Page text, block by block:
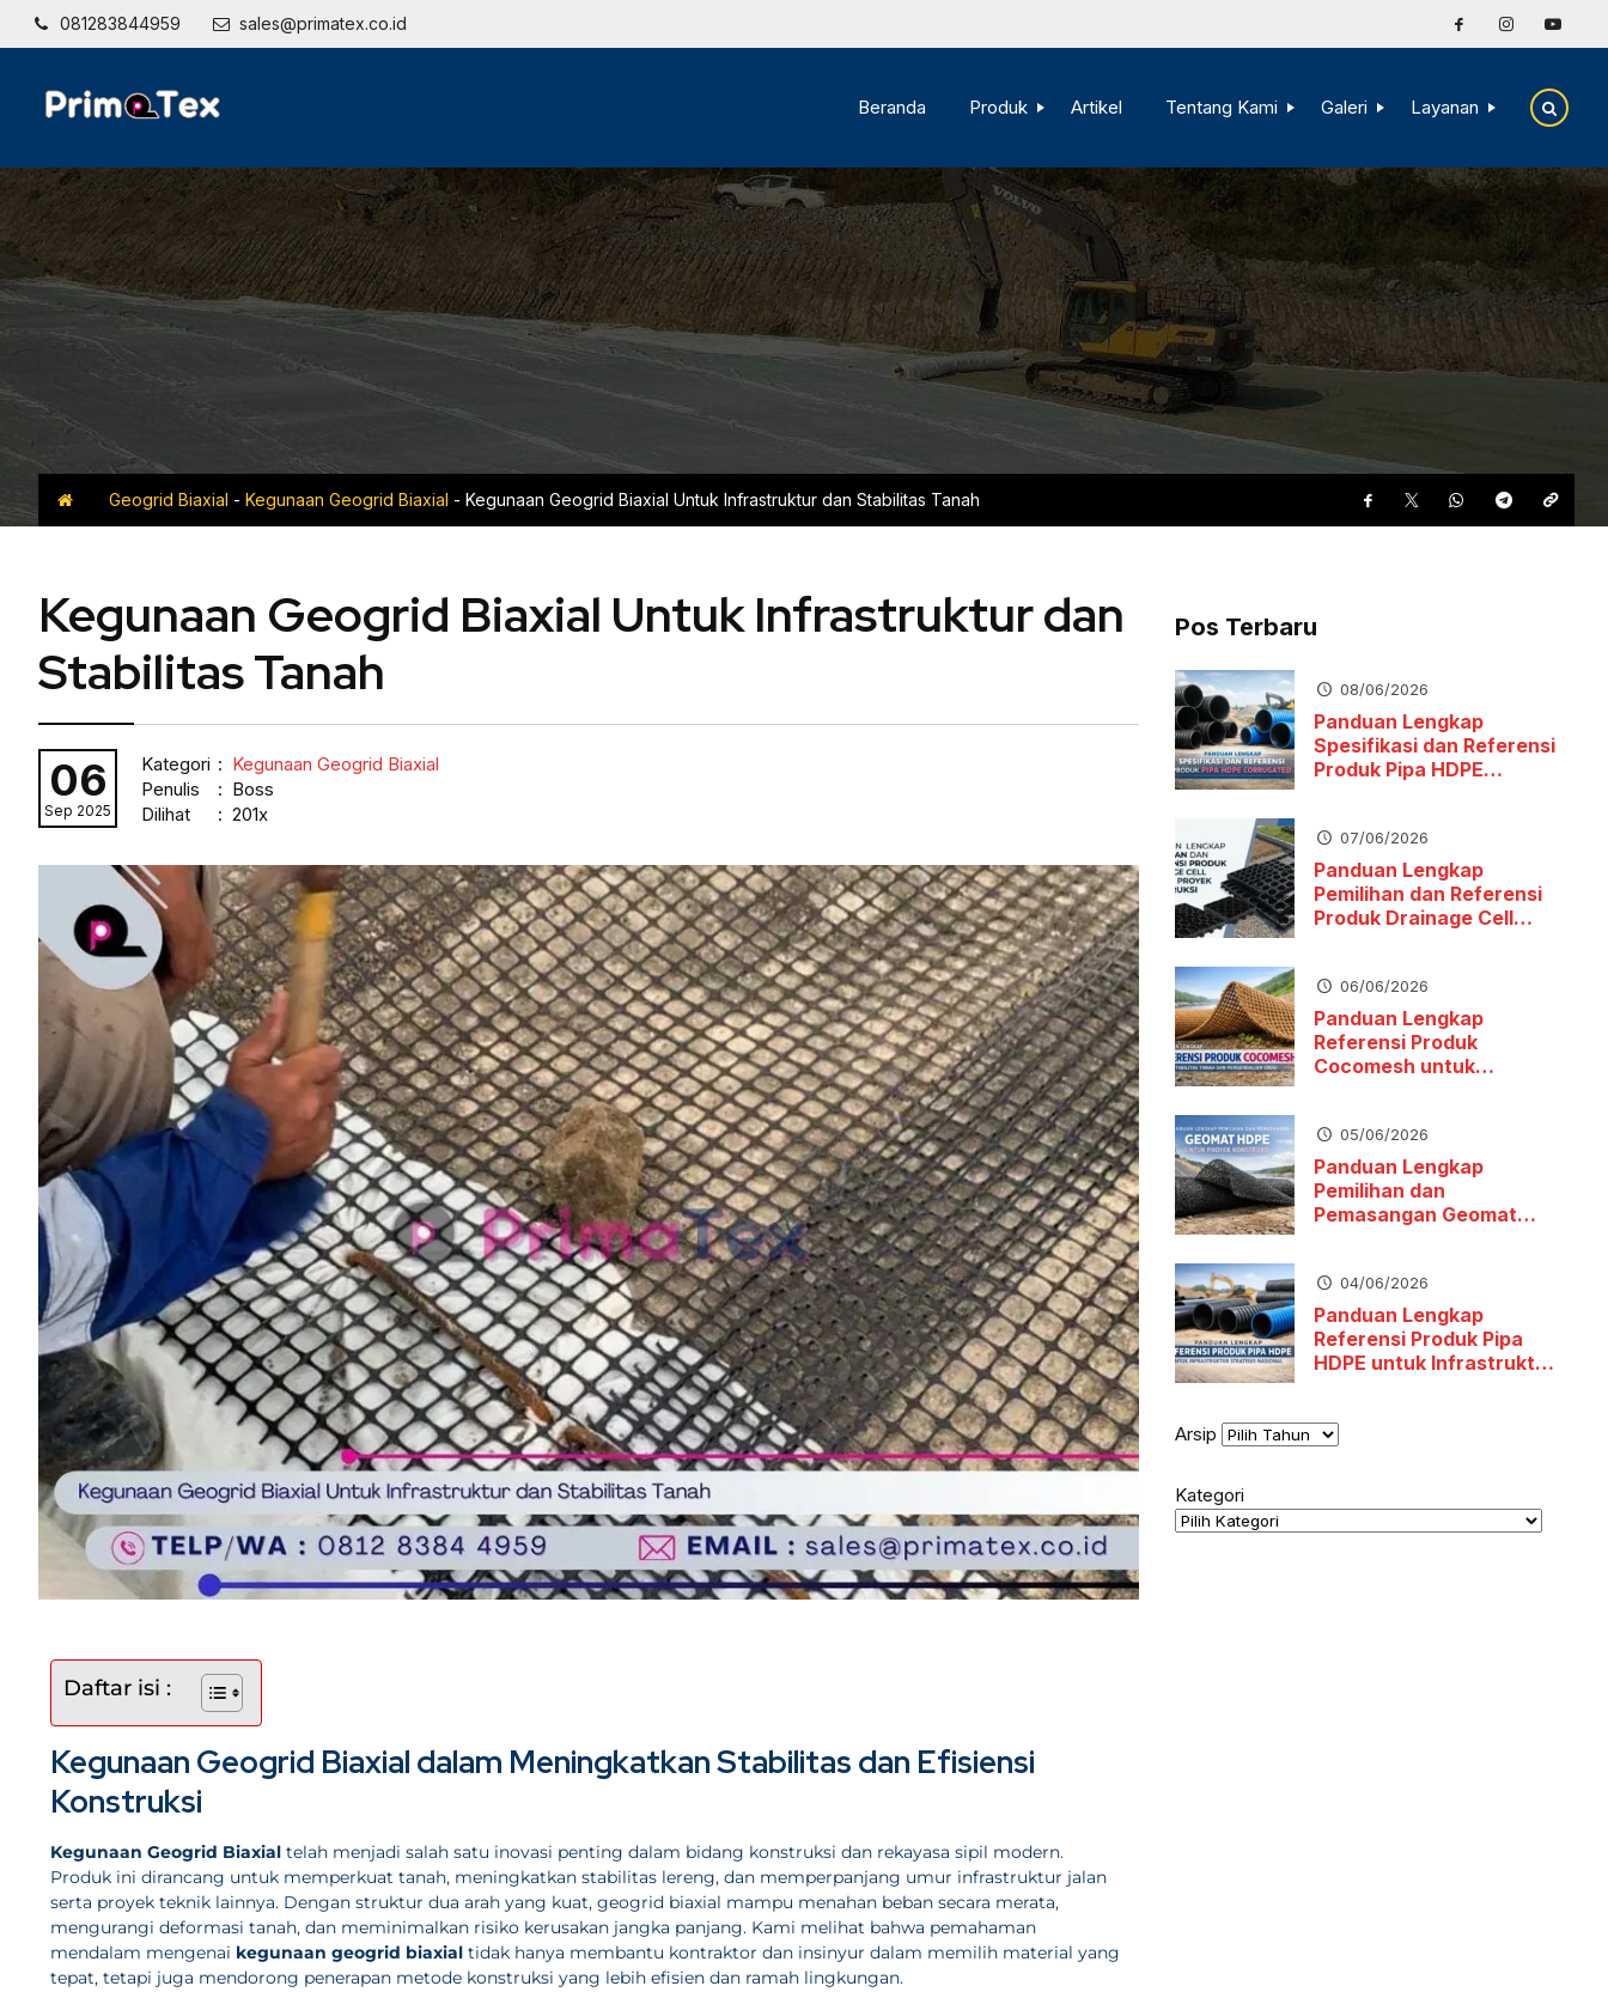
081283844959 sales@primatex.co.id
Beranda Produk Artikel Tentang Kami Galeri Layanan
Geogrid Biaxial - Kegunaan Geogrid Biaxial - Kegunaan Geogrid Biaxial Untuk Infrastruktur dan Stabilitas Tanah
Kegunaan Geogrid Biaxial Untuk Infrastruktur dan
Stabilitas Tanah
06
Sep 2025
Kategori : Kegunaan Geogrid Biaxial
Penulis
: Boss
Dilihat
: 201x
Daftar isi :
Kegunaan Geogrid Biaxial dalam Meningkatkan Stabilitas dan Efisiensi
Konstruksi
Kegunaan Geogrid Biaxial telah menjadi salah satu inovasi penting dalam bidang konstruksi dan rekayasa sipil modern.
Produk ini dirancang untuk memperkuat tanah, meningkatkan stabilitas lereng, dan memperpanjang umur infrastruktur jalan
serta proyek teknik lainnya. Dengan struktur dua arah yang kuat, geogrid biaxial mampu menahan beban secara merata,
mengurangi deformasi tanah, dan meminimalkan risiko kerusakan jangka panjang. Kami melihat bahwa pemahaman
mendalam mengenai kegunaan geogrid biaxial tidak hanya membantu kontraktor dan insinyur dalam memilih material yang
tepat, tetapi juga mendorong penerapan metode konstruksi yang lebih efisien dan ramah lingkungan.
Pos Terbaru
08/06/2026
Panduan Lengkap
Spesifikasi dan Referensi
Produk Pipa HDPE
07/06/2026
Panduan Lengkap
Pemilihan dan Referensi
Produk Drainage Cell
06/06/2026
Panduan Lengkap
Referensi Produk
Cocomesh untuk
05/06/2026
Panduan Lengkap
Pemilihan dan
Pemasangan Geomat
04/06/2026
Panduan Lengkap
Referensi Produk Pipa
HDPE untuk Infrastruktur
Arsip
Kategori